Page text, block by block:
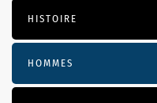
HISTOIRE
HOMMES